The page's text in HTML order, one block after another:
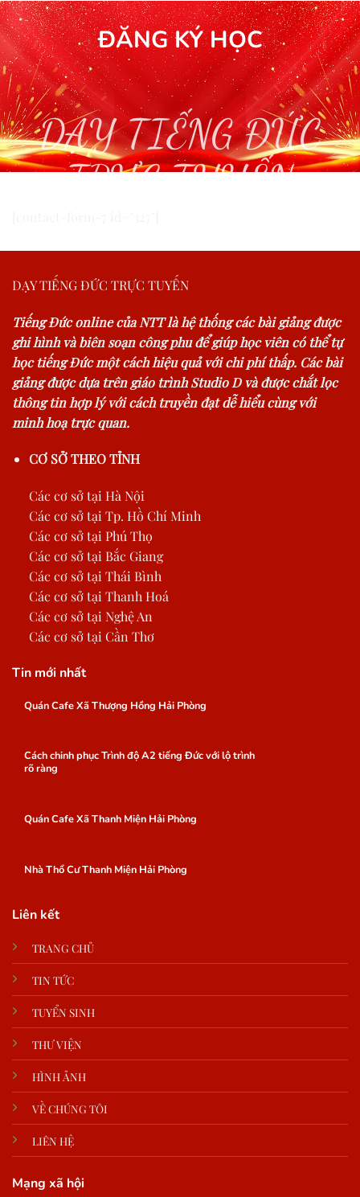
ĐĂNG KÝ HỌC
DẠY TIẾNG ĐỨC
TRỰC TUYẾN
DẠY TIẾNG ĐỨC TRỰC TUYẾN
Tiếng Đức online của NTT là hệ thống các bài giảng được
ghi hình và biên soạn công phu để giúp học viên có thể tự
học tiếng Đức một cách hiệu quả với chi phí thấp. Các bài
giảng được dựa trên giáo trình Studio D và được chắt lọc
thông tin hợp lý với cách truyền đạt dễ hiểu cùng với
minh hoạ trực quan.
CƠ SỞ THEO TỈNH
Các cơ sở tại Hà Nội
Các cơ sở tại Tp. Hồ Chí Minh
Các cơ sở tại Phú Thọ
Các cơ sở tại Bắc Giang
Các cơ sở tại Thái Bình
Các cơ sở tại Thanh Hoá
Các cơ sở tại Nghệ An
Các cơ sở tại Cần Thơ
Tin mới nhất
Quán Cafe Xã Thượng Hồng Hải Phòng
Cách chinh phục Trình độ A2 tiếng Đức với lộ trình
rõ ràng
Quán Cafe Xã Thanh Miện Hải Phòng
Nhà Thổ Cư Thanh Miện Hải Phòng
Liên kết
TRANG CHỦ
TIN TỨC
TUYỂN SINH
THƯ VIỆN
HÌNH ẢNH
VỀ CHÚNG TÔI
LIÊN HỆ
Mạng xã hội